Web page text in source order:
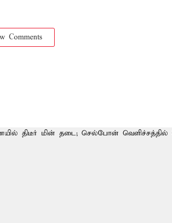
Comments